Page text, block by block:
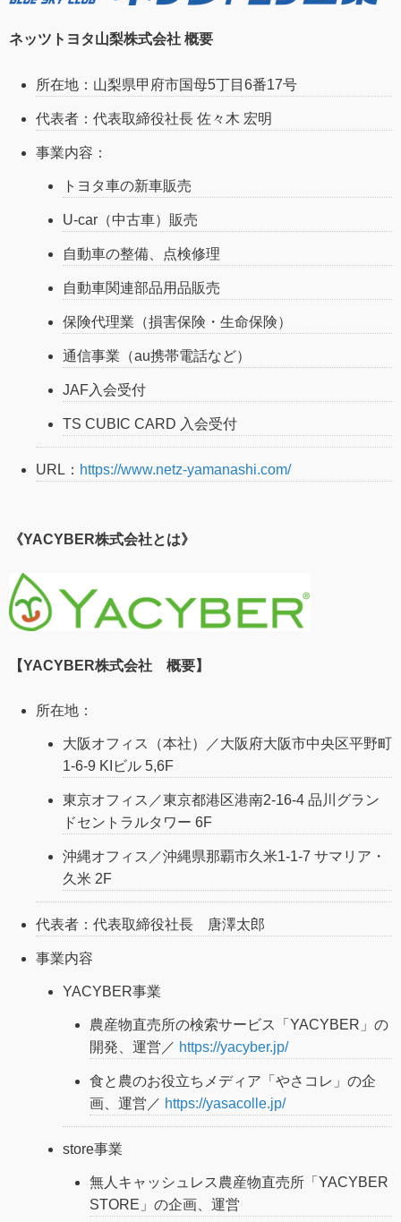
ネッツトヨタ山梨株式会社 概要
所在地：山梨県甲府市国母5丁目6番17号
代表者：代表取締役社長 佐々木 宏明
事業内容：
トヨタ車の新車販売
U-car（中古車）販売
自動車の整備、点検修理
自動車関連部品用品販売
保険代理業（損害保険・生命保険）
通信事業（au携帯電話など）
JAF入会受付
TS CUBIC CARD 入会受付
URL： https://www.netz-yamanashi.com/
《YACYBER株式会社とは》
【YACYBER株式会社 概要】
所在地：
大阪オフィス（本社）／大阪府大阪市中央区平野町
1-6-9 KIビル 5,6F
東京オフィス／東京都港区港南2-16-4 品川グラン
ドセントラルタワー 6F
沖縄オフィス／沖縄県那覇市久米1-1-7 サマリア・
久米 2F
代表者：代表取締役社長 唐澤太郎
事業内容
YACYBER事業
農産物直売所の検索サービス「YACYBER」の
開発、運営／ https://yacyber.jp/
食と農のお役立ちメディア「やさコレ」の企
画、運営／ https://yasacolle.jp/
store事業
無人キャッシュレス農産物直売所「YACYBER
STORE」の企画、運営